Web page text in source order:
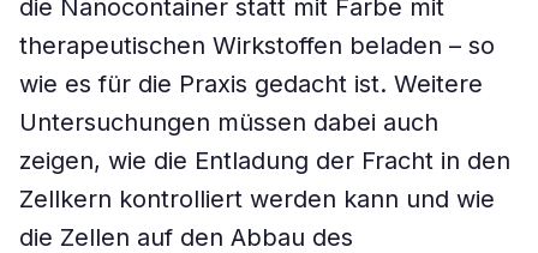
die Nanocontainer statt mit Farbe mit
therapeutischen Wirkstoffen beladen – so
wie es für die Praxis gedacht ist. Weitere
Untersuchungen müssen dabei auch
zeigen, wie die Entladung der Fracht in den
Zellkern kontrolliert werden kann und wie
die Zellen auf den Abbau des